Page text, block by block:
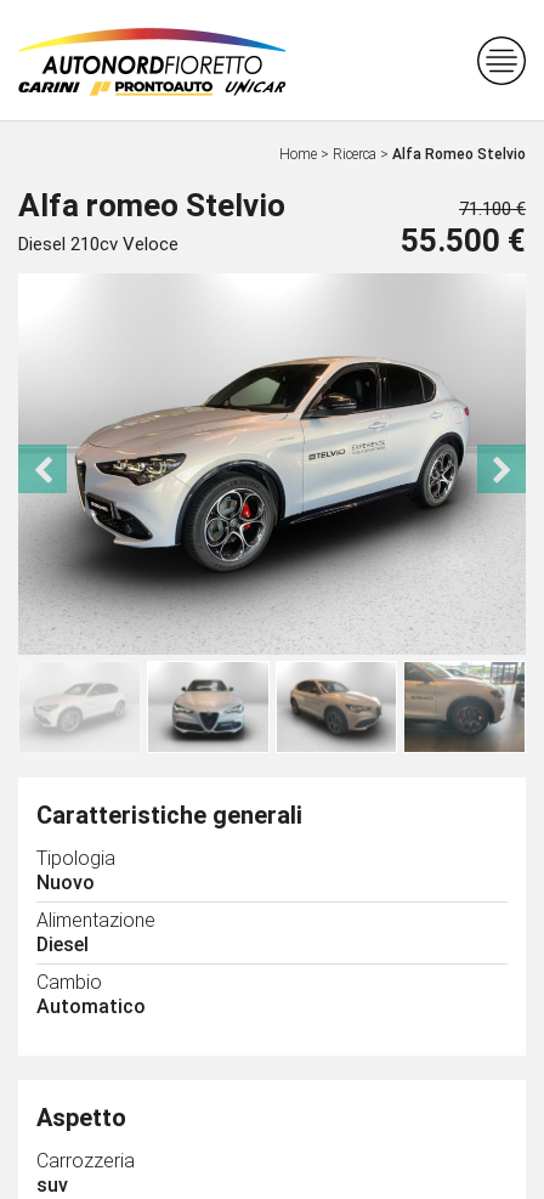
Home > Ricerca > Alfa Romeo Stelvio
Alfa romeo Stelvio
Diesel 210cv Veloce
71.100 €
55.500 €
Caratteristiche generali
Tipologia
Nuovo
Alimentazione
Diesel
Cambio
Automatico
Aspetto
Carrozzeria
suv